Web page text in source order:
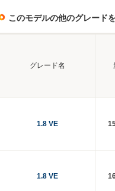
このモデルの他のグレード
グレード名
1.8 VE
1.8 VE